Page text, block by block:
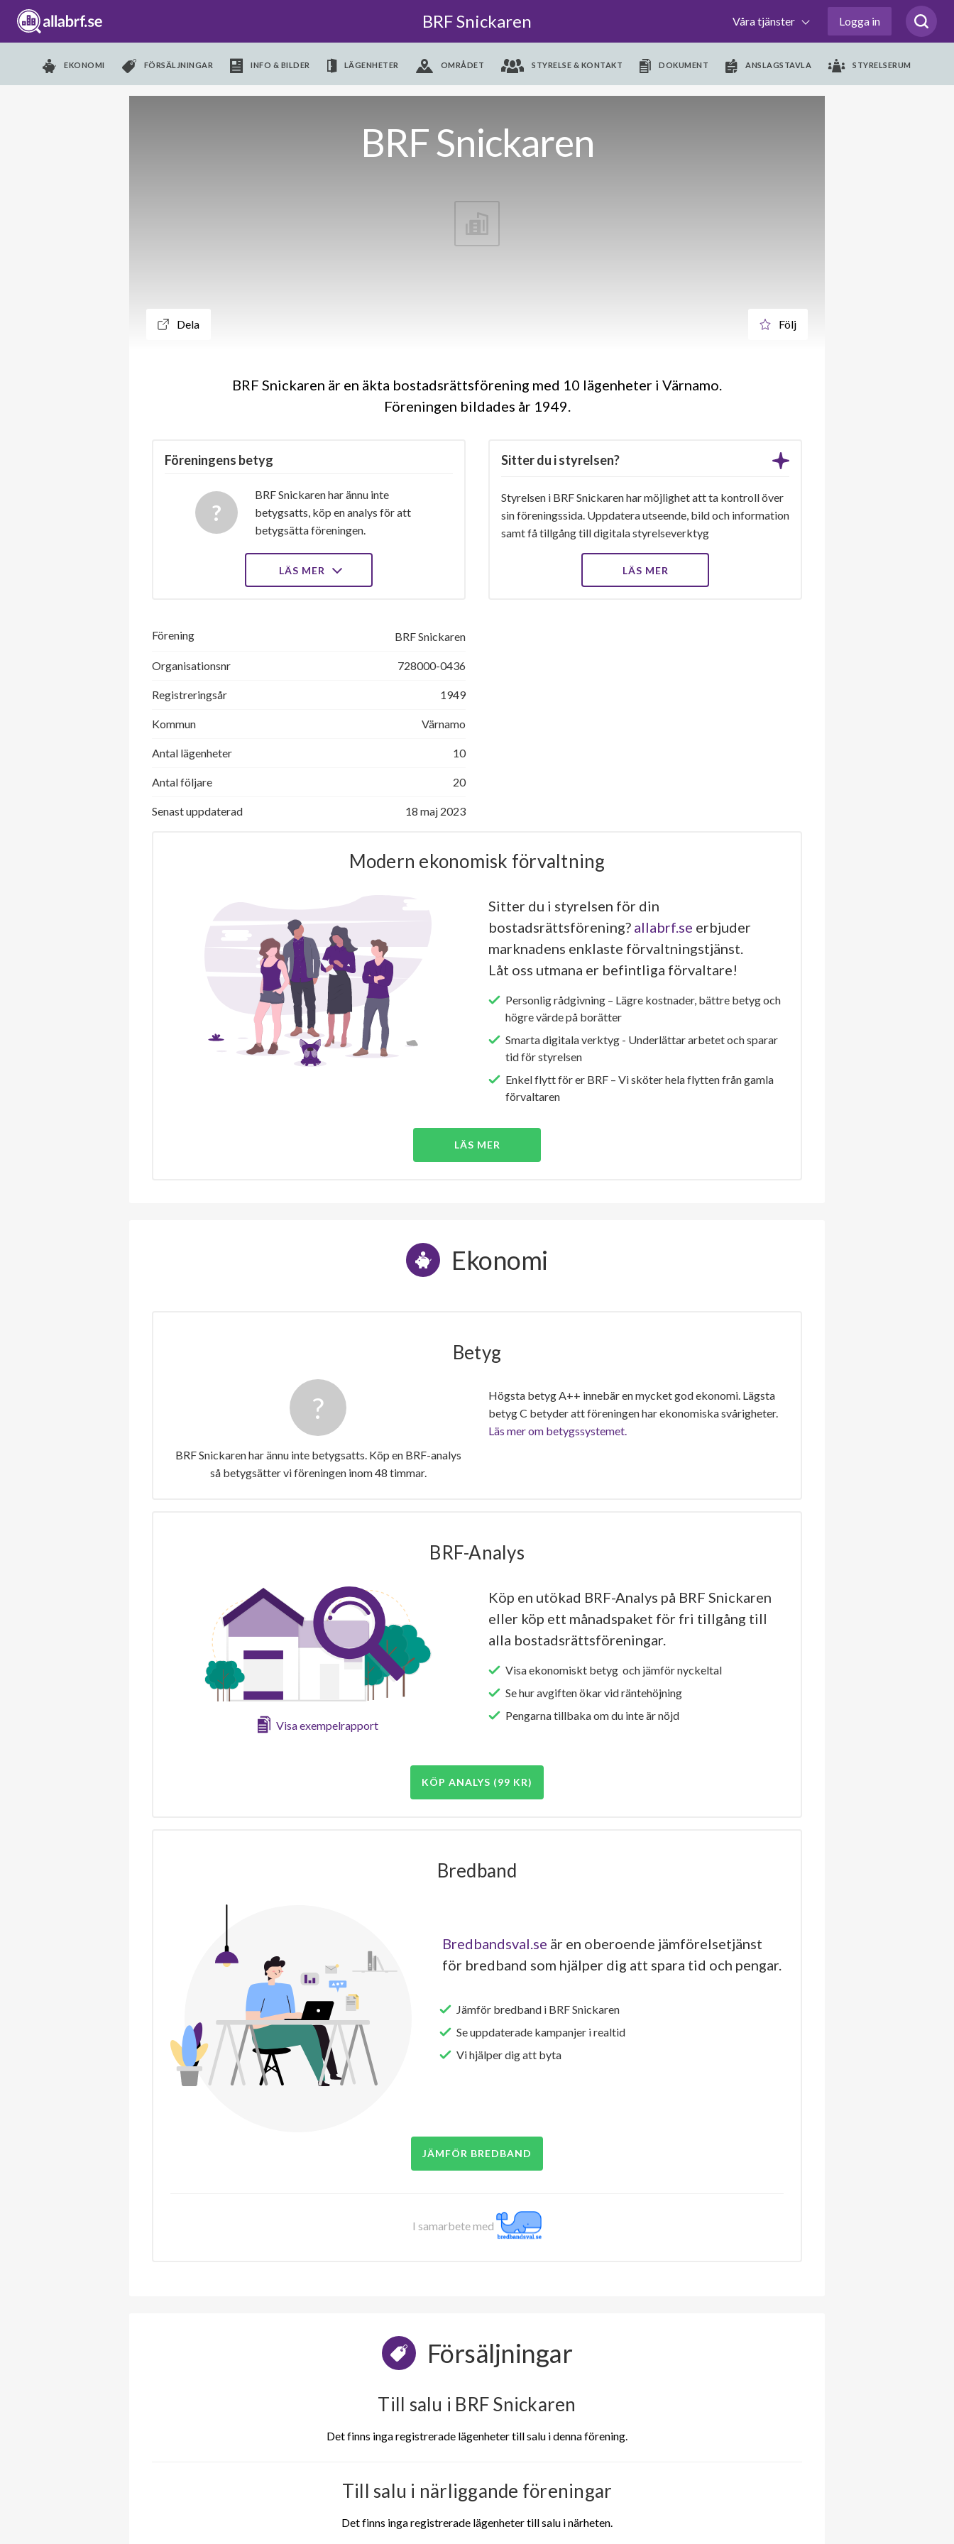
BRF Snickaren Våra tjänster Logga in
EKONOMI FÖRSÄLJNINGAR INFO & BILDER LÄGENHETER OMRÅDET STYRELSE & KONTAKT DOKUMENT ANSLAGSTAVLA STYRELSERUM
BRF Snickaren
Dela Följ
BRF Snickaren är en äkta bostadsrättsförening med 10 lägenheter i Värnamo.
Föreningen bildades år 1949
Föreningens betyg
BRF Snickaren har ännu inte
betygsatts, köp en analys för att
betygsätta föreningen.
LÄS MER
Sitter du i styrelsen?
Styrelsen i BRF Snickaren har möjlighet att ta kontroll över
sin föreningssida. Uppdatera utseende, bild och information
samt få tillgång till digitala styrelseverktyg
LÄS MER
Förening BRF Snickaren
Organisationsnr 728000-0436
Registreringsår 1949
Kommun Värnamo
Antal lägenheter 10
Antal följare 20
Senast uppdaterad 18 maj 2023
Modern ekonomisk förvaltning
Sitter du i styrelsen för din
bostadsrättsförening? allabrf.se erbjuder
marknadens enklaste förvaltningstjänst.
Låt oss utmana er befintliga förvaltare!
Personlig rådgivning – Lägre kostnader, bättre betyg och
högre värde på borätter
Smarta digitala verktyg - Underlättar arbetet och sparar
tid för styrelsen
Enkel flytt för er BRF – Vi sköter hela flytten från gamla
förvaltaren
LÄS MER
Ekonomi
Betyg
BRF Snickaren har ännu inte betygsatts. Köp en BRF-analys
så betygsätter vi föreningen inom 48 timmar.
Högsta betyg A++ innebär en mycket god ekonomi. Lägsta
betyg C betyder att föreningen har ekonomiska svårigheter.
Läs mer om betygssystemet.
BRF-Analys
Visa exempelrapport
Köp en utökad BRF-Analys på BRF Snickaren
eller köp ett månadspaket för fri tillgång till
alla bostadsrättsföreningar.
Visa ekonomiskt betyg och jämför nyckeltal
Se hur avgiften ökar vid räntehöjning
Pengarna tillbaka om du inte är nöjd
KÖP ANALYS (99 KR)
Bredband
Bredbandsval.se är en oberoende jämförelsetjänst
för bredband som hjälper dig att spara tid och pengar.
Jämför bredband i BRF Snickaren
Se uppdaterade kampanjer i realtid
Vi hjälper dig att byta
JÄMFÖR BREDBAND
I samarbete med
Försäljningar
Till salu i BRF Snickaren
Det finns inga registrerade lägenheter till salu i denna förening.
Till salu i närliggande föreningar
Det finns inga registrerade lägenheter till salu i närheten.